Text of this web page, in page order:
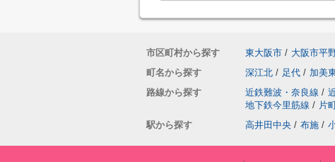
市区町村から探す 東大阪市 / 大阪市平
町名から探す
深江北 / 足代 / 加美
路線から探す
近鉄難波・奈良線 /
地下鉄今里筋線 / 片
駅から探す
高井田中央 / 布施 /